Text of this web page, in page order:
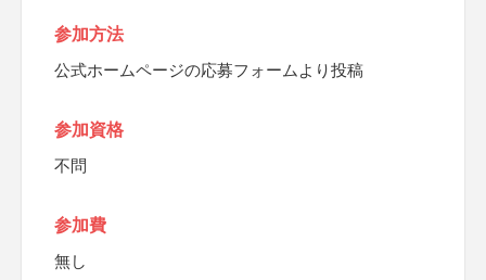
参加方法
公式ホームページの応募フォームより投稿
参加資格
不問
参加費
無し